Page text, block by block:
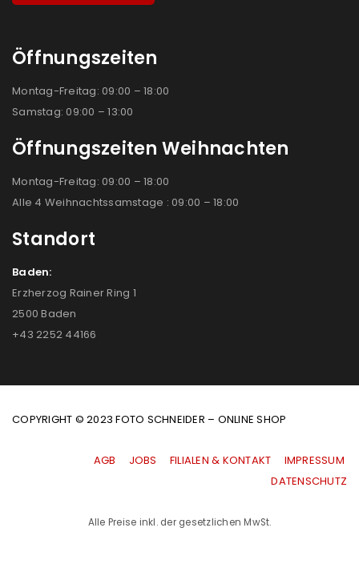
Öffnungszeiten
Montag-Freitag: 09:00 – 18:00
Samstag: 09:00 – 13:00
Öffnungszeiten Weihnachten
Montag-Freitag: 09:00 – 18:00
Alle 4 Weihnachtssamstage : 09:00 – 18:00
Standort
Baden:
Erzherzog Rainer Ring 1
2500 Baden
+43 2252 44166
COPYRIGHT © 2023 FOTO SCHNEIDER – ONLINE SHOP
AGB JOBS FILIALEN & KONTAKT
IMPRESSUM
|DATENSCHUTZ
Alle Preise inkl. der gesetzlichen MwSt.